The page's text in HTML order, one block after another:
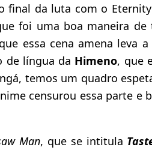
final da luta com o
foi uma boa maneira de
essa cena amena leva
de língua da Himeno, que
temos um quadro
censurou essa parte e
Man, que se intitula